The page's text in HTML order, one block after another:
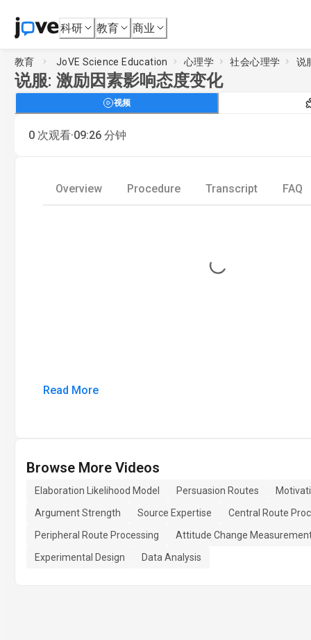
科研 教育 商业
教育 JoVE Science Education 心理学 社会心理学 说
说服: 激励因素影响态度变化
视频
0 次观看·09:26 分钟
Overview Procedure Transcript FAQ
Loading...
Read More
Browse More Videos
Elaboration Likelihood Model Persuasion Routes
Argument Strength
Source Expertise
Central Route
Peripheral Route Processing
Attitude Change
Experimental Design
Data Analysis